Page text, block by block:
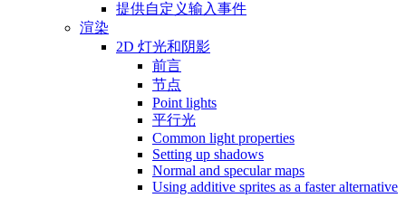
提供自定义输入事件
渲染
2D 灯光和阴影
前言
节点
Point lights
平行光
Common light properties
Setting up shadows
Normal and specular maps
Using additive sprites as a faster alternative